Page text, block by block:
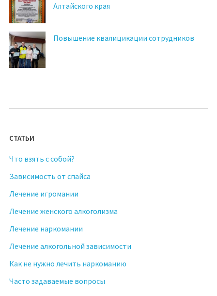
Алтайского края
Повышение квалицикации сотрудников
СТАТЬИ
Что взять с собой?
Зависимость от спайса
Лечение игромании
Лечение женского алкоголизма
Лечение наркомании
Лечение алкогольной зависимости
Как не нужно лечить наркоманию
Часто задаваемые вопросы